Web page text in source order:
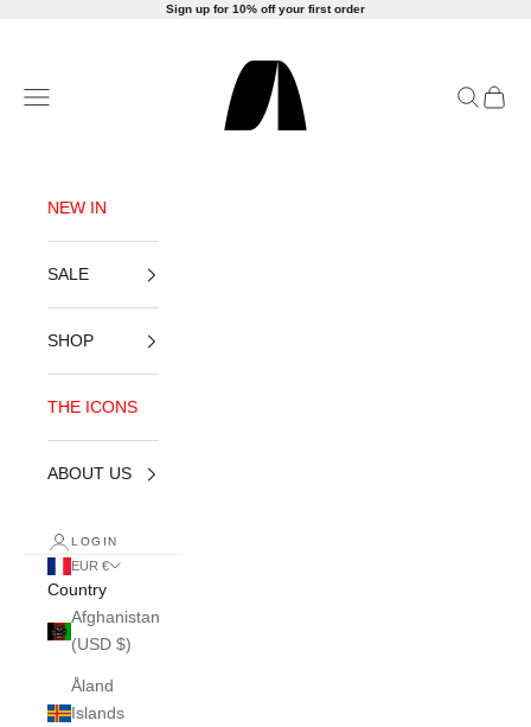
Sign up for 10% off your first order
Open navigation menu OpenOpen
NEW IN
SALE
SHOP
THE ICONS
ABOUT US
LOGIN
EUR €
Country
Afghanistan
(USD $)
Åland
Islands